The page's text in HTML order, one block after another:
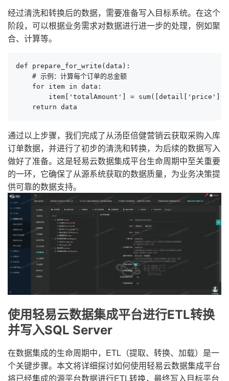
经过清洗和转换后的数据，需要准备写入目标系统。在这个
阶段，可以根据业务需求对数据进行进一步的处理，例如聚
合、计算等。
def prepare_for_write(data):
    # 示例：计算每个订单的总金额
    for item in data:
item['totalAmount'] = sum([detail['price']
    return data
通过以上步骤，我们完成了从汤臣倍健营销云获取采购入库
订单数据，并进行了初步的清洗和转换，为后续的数据写入
做好了准备。这是轻易云数据集成平台生命周期中至关重要
的一环，它确保了从源系统获取的数据质量，为业务决策提
供可靠的数据支持。
使用轻易云数据集成平台进行ETL转换
并写入SQL Server
在数据集成的生命周期中，ETL（提取、转换、加载）是一
个关键步骤。本文将详细探讨如何使用轻易云数据集成平台
将已经集成的源平台数据进行ETL转换，最终写入目标平台